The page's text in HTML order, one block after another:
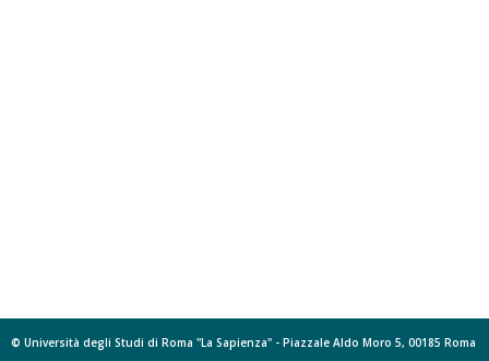
© Università degli Studi di Roma "La Sapienza" - Piazzale Aldo Moro 5, 00185 Roma